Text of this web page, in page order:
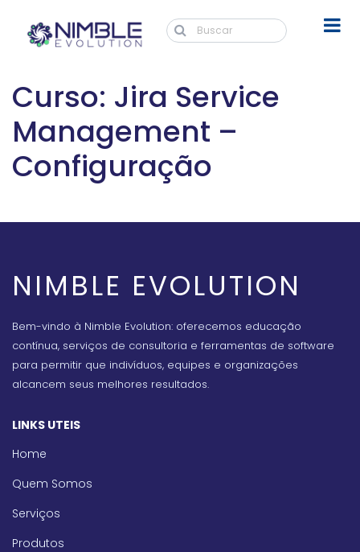
Curso: Jira Service
Management –
Configuração
NIMBLE EVOLUTION
Bem-vindo à Nimble Evolution: oferecemos educação
contínua, serviços de consultoria e ferramentas de software
para permitir que indivíduos, equipes e organizações
alcancem seus melhores resultados.
LINKS UTEIS
Home
Quem Somos
Serviços
Produtos